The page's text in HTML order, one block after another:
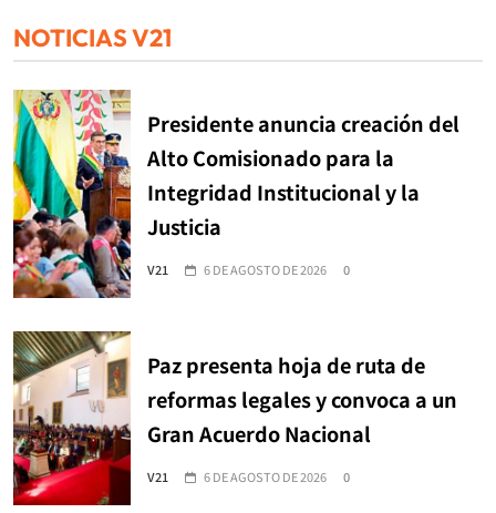
NOTICIAS V21
Presidente anuncia creación del
Alto Comisionado para la
Integridad Institucional y la
Justicia
V21 6 DE AGOSTO DE 2026 0
Paz presenta hoja de ruta de
reformas legales y convoca a un
Gran Acuerdo Nacional
V21 6 DE AGOSTO DE 2026 0